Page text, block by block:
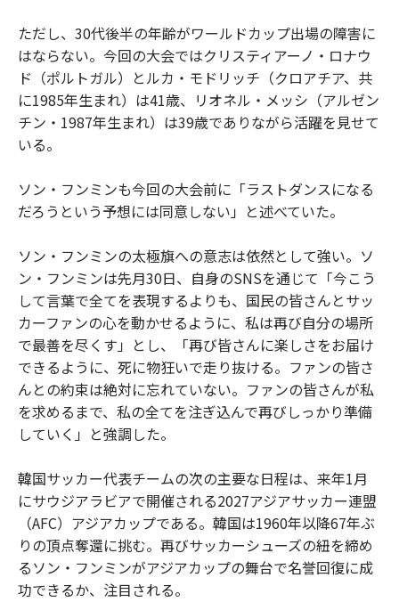
ただし、30代後半の年齢がワールドカップ出場の障害に
はならない。今回の大会ではクリスティアーノ・ロナウ
ド（ポルトガル）とルカ・モドリッチ（クロアチア、共
に1985年生まれ）は41歳、リオネル・メッシ（アルゼン
チン・1987年生まれ）は39歳でありながら活躍を見せて
いる。
ソン・フンミンも今回の大会前に「ラストダンスになる
だろうという予想には同意しない」と述べていた。
ソン・フンミンの太極旗への意志は依然として強い。ソ
ン・フンミンは先月30日、自身のSNSを通じて「今こう
して言葉で全てを表現するよりも、国民の皆さんとサッ
カーファンの心を動かせるように、私は再び自分の場所
で最善を尽くす」とし、「再び皆さんに楽しさをお届け
できるように、死に物狂いで走り抜ける。ファンの皆さ
んとの約束は絶対に忘れていない。ファンの皆さんが私
を求めるまで、私の全てを注ぎ込んで再びしっかり準備
していく」と強調した。
韓国サッカー代表チームの次の主要な日程は、来年1月
にサウジアラビアで開催される2027アジアサッカー連盟
（AFC）アジアカップである。韓国は1960年以降67年ぶ
りの頂点奪還に挑む。再びサッカーシューズの紐を締め
るソン・フンミンがアジアカップの舞台で名誉回復に成
功できるか、注目される。